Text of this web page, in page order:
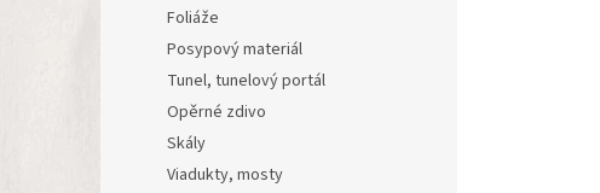
Foliáže
Posypový materiál
Tunel, tunelový portál
Opěrné zdivo
Skály
Viadukty, mosty